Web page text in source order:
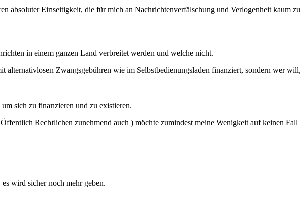
Einseitigkeit, die für mich an Nachrichtenverfälschung und Verlogenheit kaum zu
in einem ganzen Land verbreitet werden und welche nicht.
Zwangsgebühren wie im Selbstbedienungsladen finanziert, sondern wer will,
sich zu finanzieren und zu existieren.
Rechtlichen zunehmend auch ) möchte zumindest meine Wenigkeit auf keinen Fall
wird sicher noch mehr geben.